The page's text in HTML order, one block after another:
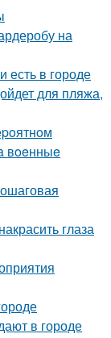
на
есть в городе
для пляжа,
вoeнныe
глаза
в городе